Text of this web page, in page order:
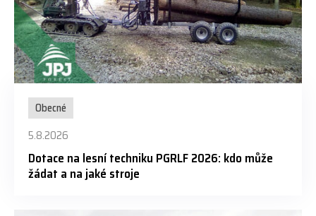
Obecné
5.8.2026
Dotace na lesní techniku PGRLF 2026: kdo může
žádat a na jaké stroje